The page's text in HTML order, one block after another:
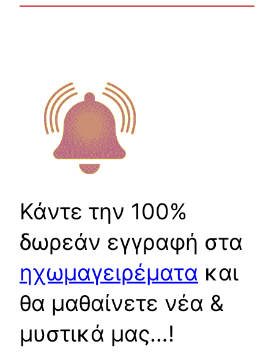
Κάντε την 100%
δωρεάν εγγραφή στα
ηχωμαγειρέματα και
θα μαθαίνετε νέα &
μυστικά μας…!